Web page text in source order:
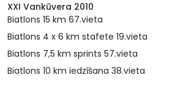
XXI Vankūvera 2010
Biatlons 15 km 67.vieta
Biatlons 4 x 6 km stafete 19.vieta
Biatlons 7,5 km sprints 57.vieta
Biatlons 10 km iedzīšana 38.vieta